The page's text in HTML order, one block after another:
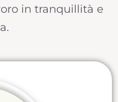
in tranquillità e